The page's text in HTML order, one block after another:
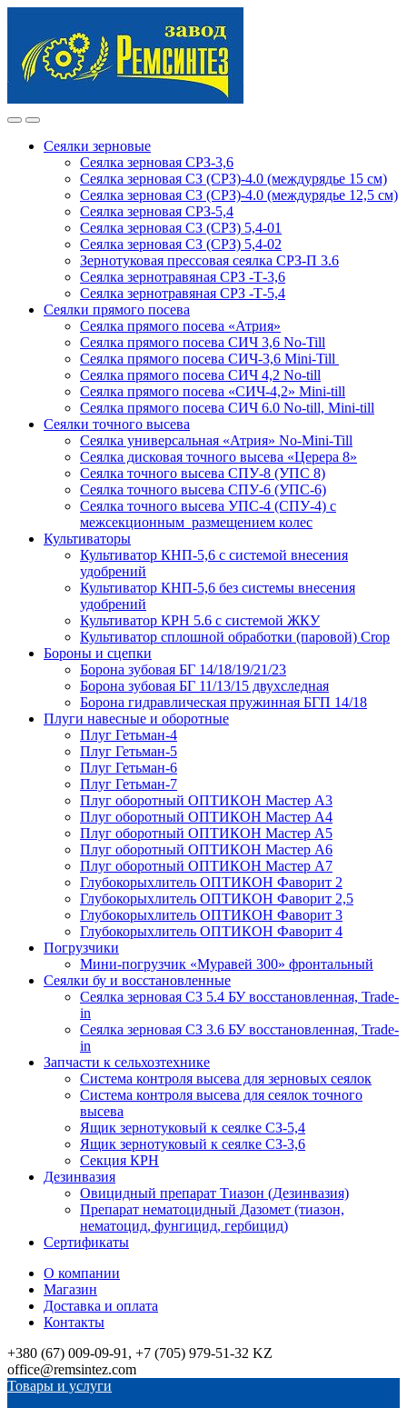
navigation
content
Сеялки зерновые
Сеялка зерновая СРЗ-3,6
Сеялка зерновая СЗ (СРЗ)-4.0 (междурядье 15 см)
Сеялка зерновая СЗ (СРЗ)-4.0 (междурядье 12,5 см)
Сеялка зерновая СРЗ-5,4
Сеялка зерновая СЗ (СРЗ) 5,4-01
Сеялка зерновая СЗ (СРЗ) 5,4-02
Зернотуковая прессовая сеялка СРЗ-П 3.6
Сеялка зернотравяная СРЗ -Т-3,6
Сеялка зернотравяная СРЗ -Т-5,4
Сеялки прямого посева
Сеялка прямого посева «Атрия»
Сеялка прямого посева СИЧ 3,6 No-Till
Сеялка прямого посева СИЧ-3,6 Mini-Till
Сеялка прямого посева СИЧ 4,2 No-till
Сеялка прямого посева «СИЧ-4,2» Mini-till
Сеялка прямого посева СИЧ 6.0 No-till, Mini-till
Сеялки точного высева
Сеялка универсальная «Атрия» No-Mini-Till
Сеялка дисковая точного высева «Церера 8»
Сеялка точного высева СПУ-8 (УПС 8)
Сеялка точного высева СПУ-6 (УПС-6)
Сеялка точного высева УПС-4 (СПУ-4) с
межсекционным размещением колес
Культиваторы
Культиватор КНП-5,6 с системой внесения
удобрений
Культиватор КНП-5,6 без системы внесения
удобрений
Культиватор КРН 5.6 с системой ЖКУ
Культиватор сплошной обработки (паровой) Crop
Бороны и сцепки
Борона зубовая БГ 14/18/19/21/23
Борона зубовая БГ 11/13/15 двухследная
Борона гидравлическая пружинная БГП 14/18
Плуги навесные и оборотные
Плуг Гетьман-4
Плуг Гетьман-5
Плуг Гетьман-6
Плуг Гетьман-7
Плуг оборотный ОПТИКОН Мастер А3
Плуг оборотный ОПТИКОН Мастер А4
Плуг оборотный ОПТИКОН Мастер А5
Плуг оборотный ОПТИКОН Мастер А6
Плуг оборотный ОПТИКОН Мастер А7
Глубокорыхлитель ОПТИКОН Фаворит 2
Глубокорыхлитель ОПТИКОН Фаворит 2,5
Глубокорыхлитель ОПТИКОН Фаворит 3
Глубокорыхлитель ОПТИКОН Фаворит 4
Погрузчики
Мини-погрузчик «Муравей 300» фронтальный
Сеялки бу и восстановленные
Сеялка зерновая СЗ 5.4 БУ восстановленная, Trade-
in
Сеялка зерновая СЗ 3.6 БУ восстановленная, Trade-
in
Запчасти к сельхозтехнике
Система контроля высева для зерновых сеялок
Система контроля высева для сеялок точного
высева
Ящик зернотуковый к сеялке СЗ-5,4
Ящик зернотуковый к сеялке СЗ-3,6
Секция КРН
Дезинвазия
Овицидный препарат Тиазон (Дезинвазия)
Препарат нематоцидный Дазомет (тиазон,
нематоцид, фунгицид, гербицид)
Сертификаты
О компании
Магазин
Доставка и оплата
Контакты
+380 (67) 009-09-91, +7 (705) 979-51-32 KZ
office@remsintez.com
Товары и услуги